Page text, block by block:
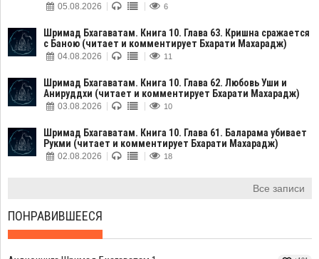
05.08.2026 6
Шримад Бхагаватам. Книга 10. Глава 63. Кришна сражается
с Баною (читает и комментирует Бхарати Махарадж)
04.08.2026 11
Шримад Бхагаватам. Книга 10. Глава 62. Любовь Уши и
Анируддхи (читает и комментирует Бхарати Махарадж)
03.08.2026 10
Шримад Бхагаватам. Книга 10. Глава 61. Баларама убивает
Рукми (читает и комментирует Бхарати Махарадж)
02.08.2026 18
Все записи
ПОНРАВИВШЕЕСЯ